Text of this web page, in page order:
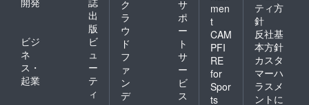
出
版
ビジ
ネ
ス・
起業
ビ
ュ
ー
テ
ィ
ク
ラ
ウ
ド
フ
ァ
ン
デ
サ
ポ
ー
ト
サ
ー
ビ
ス
men
t
CAM
PFI
RE
for
Spor
ts
ティ方
針
反社基
本方針
カスタ
マーハ
ラスメ
ントに